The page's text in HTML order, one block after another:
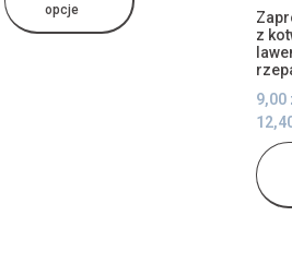
opcje
z
9,00